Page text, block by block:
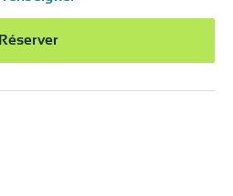
Réserver